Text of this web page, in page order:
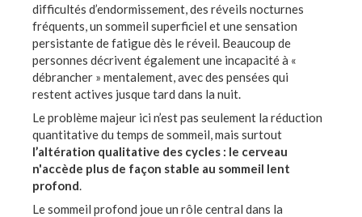
difficultés d’endormissement, des réveils nocturnes
fréquents, un sommeil superficiel et une sensation
persistante de fatigue dès le réveil. Beaucoup de
personnes décrivent également une incapacité à «
débrancher » mentalement, avec des pensées qui
restent actives jusque tard dans la nuit.
Le problème majeur ici n’est pas seulement la réduction
quantitative du temps de sommeil, mais surtout
l’altération qualitative des cycles : le cerveau
n'accède plus de façon stable au sommeil lent
profond
Le sommeil profond joue un rôle central dans la